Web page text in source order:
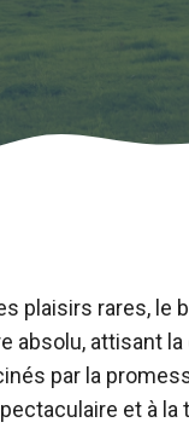
plaisirs rares, le
absolu, attisant
par la
et à la